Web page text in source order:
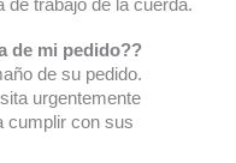
de trabajo de la cuerda.
de mi pedido??
de su pedido.
urgentemente
cumplir con sus